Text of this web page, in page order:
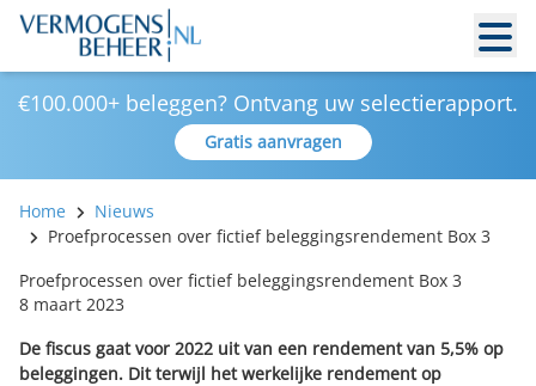
€100.000+ beleggen? Ontvang uw selectierapport.
Gratis aanvragen
Home
Nieuws
Proefprocessen over fictief beleggingsrendement Box 3
Proefprocessen over fictief beleggingsrendement Box 3
8 maart 2023
De fiscus gaat voor 2022 uit van een rendement van 5,5% op
beleggingen. Dit terwijl het werkelijke rendement op